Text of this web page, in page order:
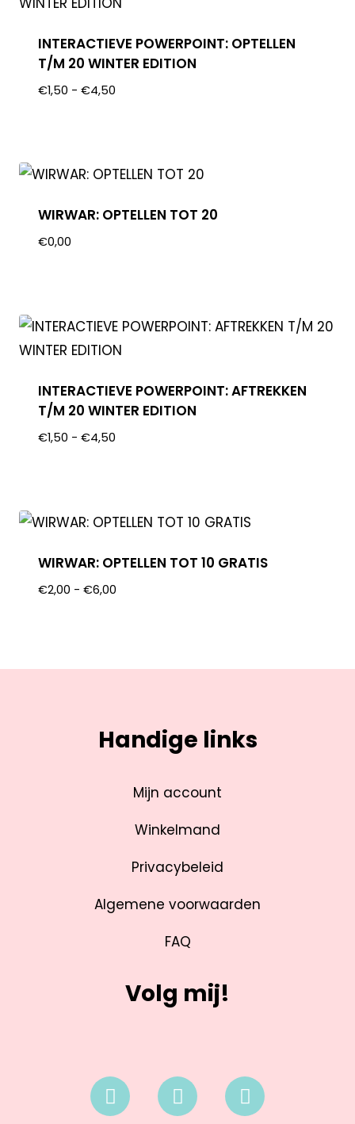
INTERACTIEVE POWERPOINT: OPTELLEN
T/M 20 WINTER EDITION
€1,50 - €4,50
WIRWAR: OPTELLEN TOT 20
€0,00
INTERACTIEVE POWERPOINT: AFTREKKEN
T/M 20 WINTER EDITION
€1,50 - €4,50
WIRWAR: OPTELLEN TOT 10 GRATIS
€2,00 - €6,00
Handige links
Mijn account
Winkelmand
Privacybeleid
Algemene voorwaarden
FAQ
Volg mij!